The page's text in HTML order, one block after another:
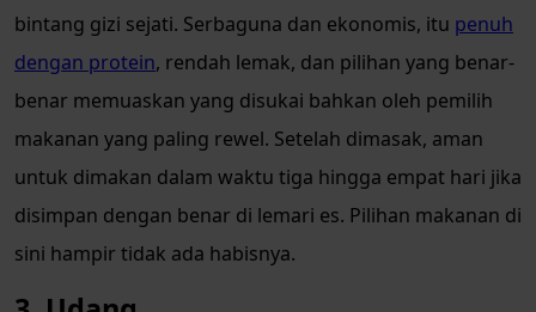
bintang gizi sejati. Serbaguna dan ekonomis, itu penuh
dengan protein, rendah lemak, dan pilihan yang benar-
benar memuaskan yang disukai bahkan oleh pemilih
makanan yang paling rewel. Setelah dimasak, aman
untuk dimakan dalam waktu tiga hingga empat hari jika
disimpan dengan benar di lemari es. Pilihan makanan di
sini hampir tidak ada habisnya.